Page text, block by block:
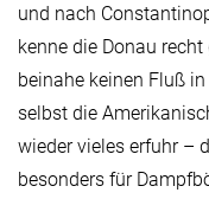
und nach
kenne die Donau
beinahe keinen Fluß
selbst die
wieder vieles erfuhr –
besonders für